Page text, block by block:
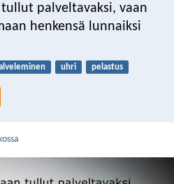
tullut palveltavaksi, vaan
henkensä lunnaiksi
uhri pelastus